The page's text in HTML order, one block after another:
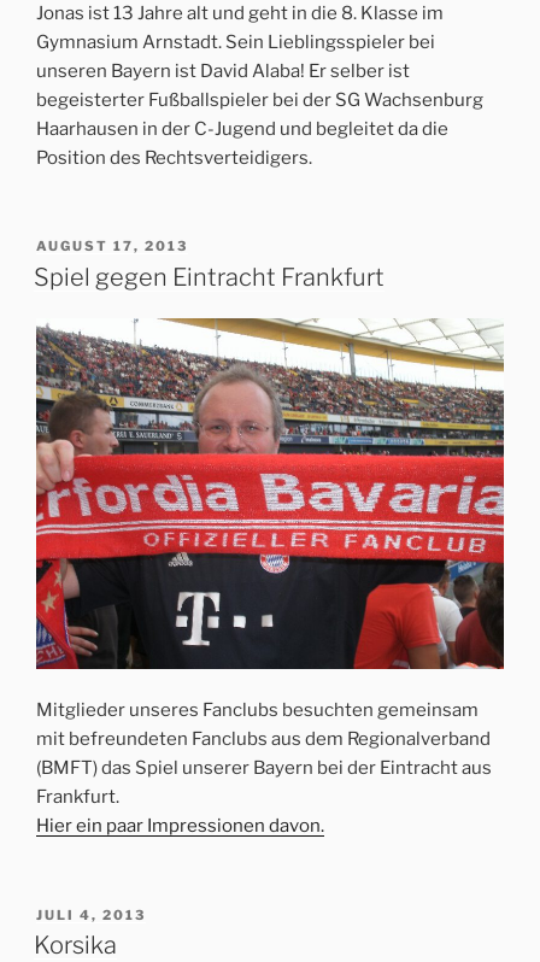
Jonas ist 13 Jahre alt und geht in die 8. Klasse im
Gymnasium Arnstadt. Sein Lieblingsspieler bei
unseren Bayern ist David Alaba! Er selber ist
begeisterter Fußballspieler bei der SG Wachsenburg
Haarhausen in der C-Jugend und begleitet da die
Position des Rechtsverteidigers.
VERÖFFENTLICHT
AM
AUGUST 17, 2013
Spiel gegen Eintracht Frankfurt
Mitglieder unseres Fanclubs besuchten gemeinsam
mit befreundeten Fanclubs aus dem Regionalverband
(BMFT) das Spiel unserer Bayern bei der Eintracht aus
Frankfurt.
Hier ein paar Impressionen davon.
VERÖFFENTLICHT
AM
JULI 4, 2013
Korsika